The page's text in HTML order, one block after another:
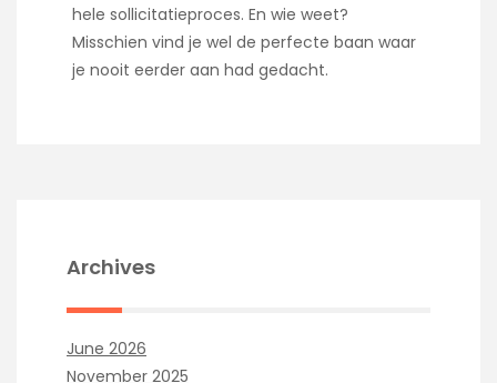
hele sollicitatieproces. En wie weet?
Misschien vind je wel de perfecte baan waar
je nooit eerder aan had gedacht.
Archives
June 2026
November 2025